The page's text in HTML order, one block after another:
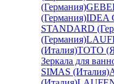
(Германия)
(Германия)IDEA
STANDARD
(Германия)
(Италия)TOTO
Зеркала для
SIMAS (Италия)